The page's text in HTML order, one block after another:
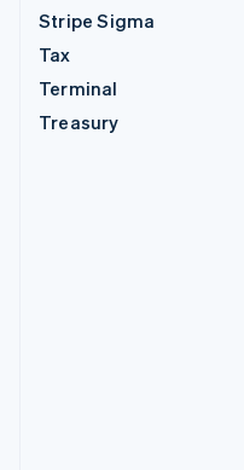
Stripe Sigma
Tax
Terminal
Treasury